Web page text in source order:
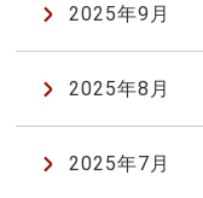
2025年9月
2025年8月
2025年7月